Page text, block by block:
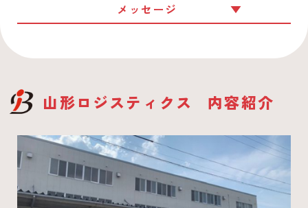
メッセージ
山形ロジスティクス 内容紹介